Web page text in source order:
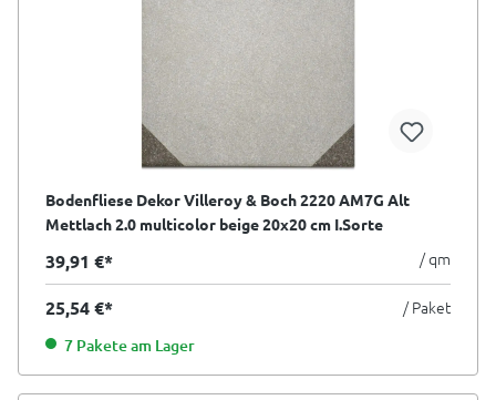
Bodenfliese Dekor Villeroy & Boch 2220 AM7G Alt
Mettlach 2.0 multicolor beige 20x20 cm I.Sorte
39,91 €* / qm
25,54 €* / Paket
7 Pakete am Lager